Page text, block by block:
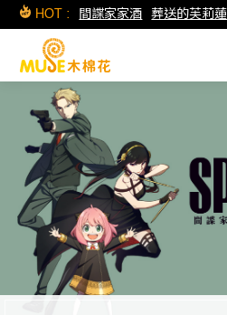
HOT : 間諜家家酒 葬送的芙莉蓮